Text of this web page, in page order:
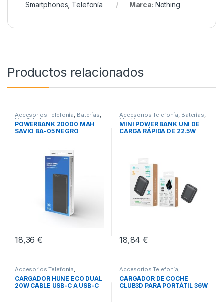
Smartphones Telefonía Marca: Nothing
Productos relacionados
Accesorios Telefonía, Baterías,
Movilidad
POWERBANK 20000 MAH
SAVIO BA-05 NEGRO
18,36€
Accesorios Telefonía, Baterías,
Movilidad
MINI POWER BANK UNI DE
CARGA RÁPIDA DE 22.5W
18,84€
Accesorios Telefonía,
Cargadores Smartphones,
Movilidad
CARGADOR HUNE ECO DUAL
20W CABLE USB-C A USB-C
Accesorios Telefonía,
Cargadores Smartphones
Movilidad
CARGADOR DE COCHE
CLUB3D PARA PORTÁTIL 36W